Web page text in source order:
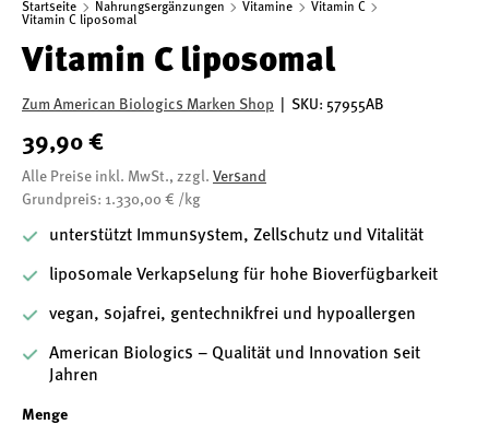
Startseite Nahrungsergänzungen Vitamine
Vitamin C
Vitamin C liposomal
Vitamin C liposomal
Zum American Biologics Marken Shop SKU: 57955AB
39,90 €
Alle Preise inkl. MwSt., zzgl. Versand
Grundpreis: 1.330,00 € /kg
unterstützt Immunsystem, Zellschutz und Vitalität
liposomale Verkapselung für hohe Bioverfügbarkeit
vegan, sojafrei, gentechnikfrei und hypoallergen
American Biologics – Qualität und Innovation seit
Jahren
Menge